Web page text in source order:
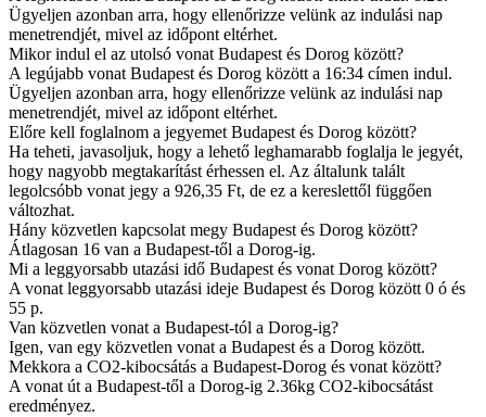
Ügyeljen azonban arra, hogy ellenőrizze velünk az indulási nap
menetrendjét, mivel az időpont eltérhet.
Mikor indul el az utolsó vonat Budapest és Dorog között?
A legújabb vonat Budapest és Dorog között a 16:34 címen indul.
Ügyeljen azonban arra, hogy ellenőrizze velünk az indulási nap
menetrendjét, mivel az időpont eltérhet.
Előre kell foglalnom a jegyemet Budapest és Dorog között?
Ha teheti, javasoljuk, hogy a lehető leghamarabb foglalja le jegyét,
hogy nagyobb megtakarítást érhessen el. Az általunk talált
legolcsóbb vonat jegy a 926,35 Ft, de ez a kereslettől függően
változhat.
Hány közvetlen kapcsolat megy Budapest és Dorog között?
Átlagosan 16 van a Budapest-től a Dorog-ig.
Mi a leggyorsabb utazási idő Budapest és vonat Dorog között?
A vonat leggyorsabb utazási ideje Budapest és Dorog között 0 ó és
55 p.
Van közvetlen vonat a Budapest-tól a Dorog-ig?
Igen, van egy közvetlen vonat a Budapest és a Dorog között.
Mekkora a CO2-kibocsátás a Budapest-Dorog és vonat között?
A vonat út a Budapest-től a Dorog-ig 2.36kg CO2-kibocsátást
eredményez.